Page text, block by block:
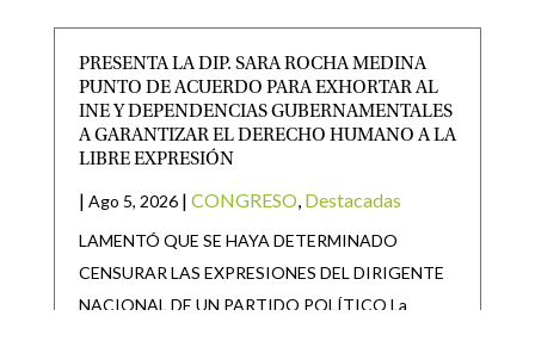
PRESENTA LA DIP. SARA ROCHA MEDINA
PUNTO DE ACUERDO PARA EXHORTAR AL
INE Y DEPENDENCIAS GUBERNAMENTALES
A GARANTIZAR EL DERECHO HUMANO A LA
LIBRE EXPRESIÓN
| Ago 5, 2026 | CONGRESO, Destacadas
LAMENTÓ QUE SE HAYA DETERMINADO
CENSURAR LAS EXPRESIONES DEL DIRIGENTE
NACIONAL DE UN PARTIDO POLÍTICO La